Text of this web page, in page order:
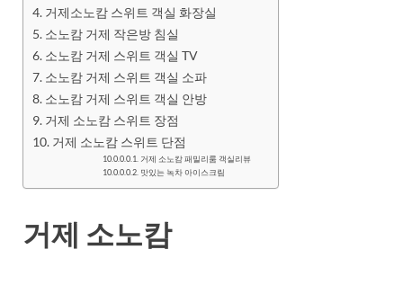
거제소노캄 스위트 객실 화장실
소노캄 거제 작은방 침실
소노캄 거제 스위트 객실 TV
소노캄 거제 스위트 객실 소파
소노캄 거제 스위트 객실 안방
거제 소노캄 스위트 장점
거제 소노캄 스위트 단점
거제 소노캄 패밀리룸 객실리뷰
맛있는 녹차 아이스크림
거제 소노캄